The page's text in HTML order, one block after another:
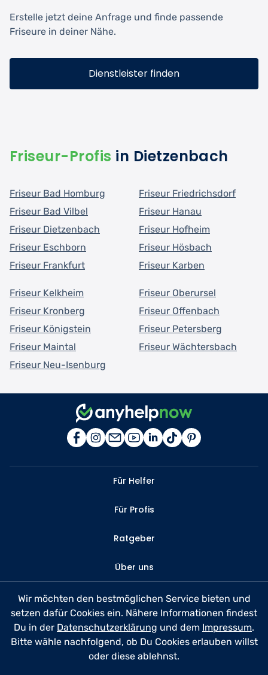
Erstelle jetzt deine Anfrage und finde passende
Friseure in deiner Nähe.
Dienstleister finden
Friseur-Profis in Dietzenbach
Friseur Bad Homburg
Friseur Bad Vilbel
Friseur Dietzenbach
Friseur Eschborn
Friseur Frankfurt
Friseur Friedrichsdorf
Friseur Hanau
Friseur Hofheim
Friseur Hösbach
Friseur Karben
Friseur Kelkheim
Friseur Kronberg
Friseur Königstein
Friseur Maintal
Friseur Neu-Isenburg
Friseur Oberursel
Friseur Offenbach
Friseur Petersberg
Friseur Wächtersbach
Für Helfer
Für Profis
Ratgeber
Über uns
Kontakt
FAQ
Datenschutz
Wir möchten den bestmöglichen Service bieten und
setzen dafür Cookies ein. Nähere Informationen findest
Du in der Datenschutzerklärung und dem Impressum.
Bitte wähle nachfolgend, ob Du Cookies erlauben willst
oder diese ablehnst.